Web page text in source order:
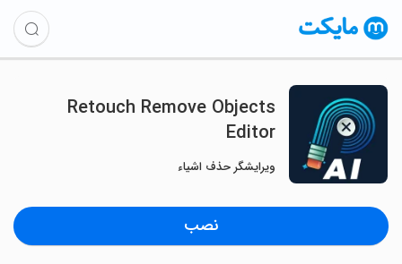
Retouch Remove Objects
Editor
ویرایشگر حذف اشیاء
نصب